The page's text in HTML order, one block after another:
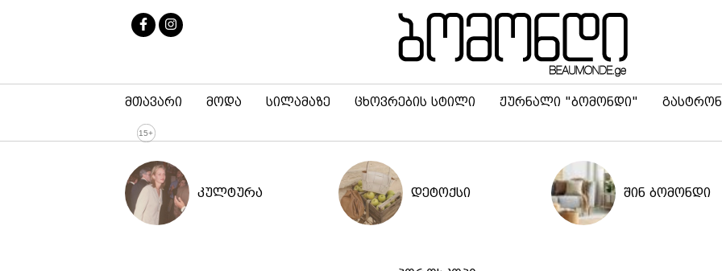
მთავარი მოდა სილამაზე ცხოვრების სტილი ჟურნალი "ბომონდი"
კულტურა დეტოქსი შინ ბომონდი